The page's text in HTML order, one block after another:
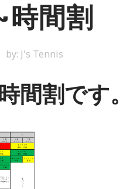
時間割
by: J's Tennis
間割です。